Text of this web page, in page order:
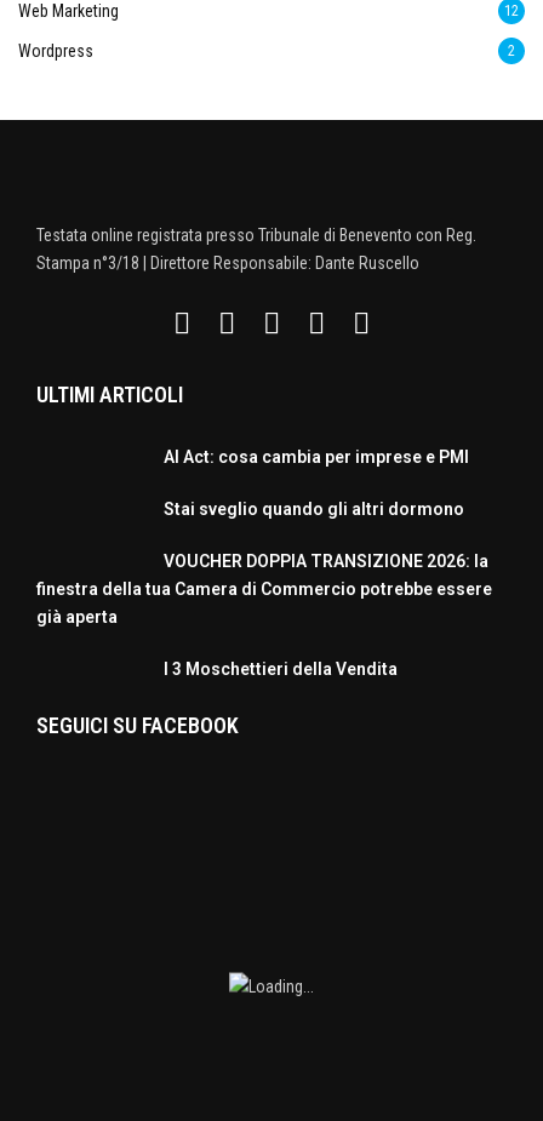
Web Marketing 12
Wordpress 2
Testata online registrata presso Tribunale di Benevento con Reg.
Stampa n°3/18 | Direttore Responsabile: Dante Ruscello
ULTIMI ARTICOLI
AI Act: cosa cambia per imprese e PMI
Stai sveglio quando gli altri dormono
VOUCHER DOPPIA TRANSIZIONE 2026: la
finestra della tua Camera di Commercio potrebbe essere
già aperta
I 3 Moschettieri della Vendita
SEGUICI SU FACEBOOK